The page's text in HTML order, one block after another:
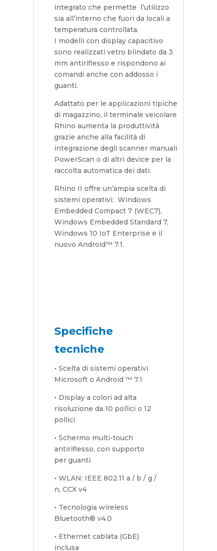
integrato che permette l’utilizzo
sia all’interno che fuori da locali a
temperatura controllata.
I modelli con display capacitivo
sono realizzati vetro blindato da 3
mm antiriflesso e rispondono ai
comandi anche con addosso i
guanti.
Adattato per le applicazioni tipiche
di magazzino, il terminale veicolare
Rhino aumenta la produttività
grazie anche alla facilità di
integrazione degli scanner manuali
PowerScan o di altri device per la
raccolta automatica dei dati.
Rhino II offre un’ampia scelta di
sistemi operativi: Windows
Embedded Compact 7 (WEC7),
Windows Embedded Standard 7,
Windows 10 IoT Enterprise e il
nuovo Android™ 7.1.
Specifiche
tecniche
• Scelta di sistemi operativi
Microsoft o Android ™ 7.1
• Display a colori ad alta
risoluzione da 10 pollici o 12
pollici
• Schermo multi-touch
antiriflesso, con supporto
per guanti
• WLAN: IEEE 802.11 a / b / g /
n, CCX v4
• Tecnologia wireless
Bluetooth® v4.0
• Ethernet cablata (GbE)
inclusa